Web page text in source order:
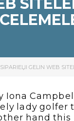
GELIN WEB
Iona
lady golfer
hand this